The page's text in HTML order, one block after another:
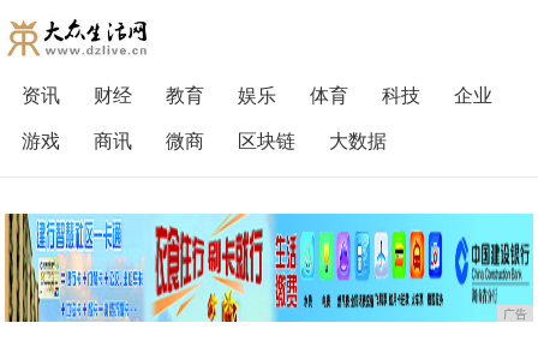
资讯 财经 教育 娱乐 体育 科技
企业
游戏
商讯 微商 区块链 大数据
广告